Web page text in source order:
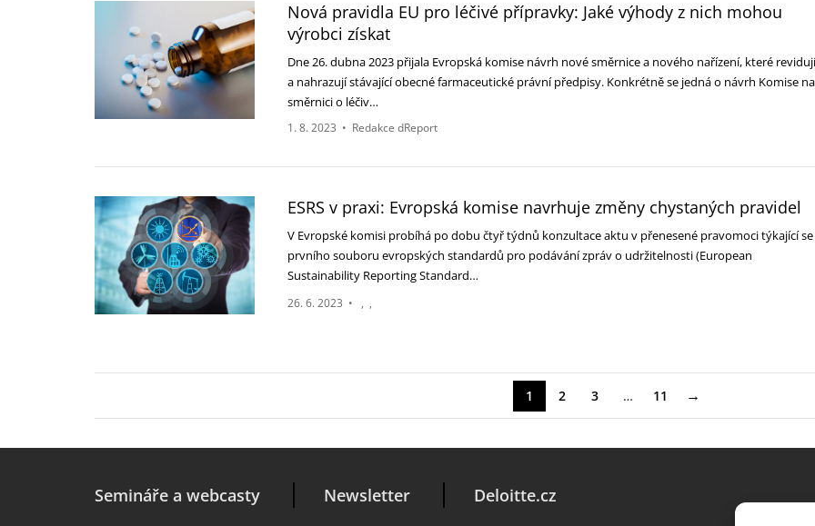
Nová pravidla EU pro léčivé přípravky: Jaké výhody z nich mohou
výrobci získat
Dne 26. dubna 2023 přijala Evropská komise návrh nové směrnice a nového nařízení, které revidují
a nahrazují stávající obecné farmaceutické právní předpisy. Konkrétně se jedná o návrh Komise na
směrnici o léčiv…
1. 8. 2023 • Redakce dReport
ESRS v praxi: Evropská komise navrhuje změny chystaných pravidel
V Evropské komisi probíhá po dobu čtyř týdnů konzultace aktu v přenesené pravomoci týkající se
prvního souboru evropských standardů pro podávání zpráv o udržitelnosti (European
Sustainability Reporting Standard…
26. 6. 2023 •
1 2 3 … 11 →
Semináře a webcasty Newsletter Deloitte.cz